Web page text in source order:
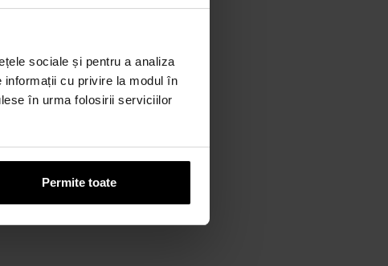
sociale și pentru a analiza
informații cu privire la modul în
în urma folosirii serviciilor
Permite toate